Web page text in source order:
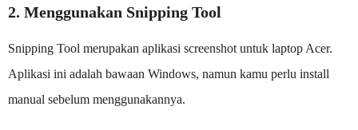
2. Menggunakan Snipping Tool
Snipping Tool merupakan aplikasi screenshot untuk laptop Acer.
Aplikasi ini adalah bawaan Windows, namun kamu perlu install
manual sebelum menggunakannya.